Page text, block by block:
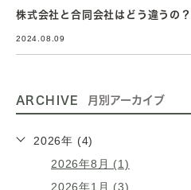
株式会社と合同会社はどう違うの？
2024.08.09
ARCHIVE 月別アーカイブ
2026年 (4)
2026年8月 (1)
2026年1月 (3)